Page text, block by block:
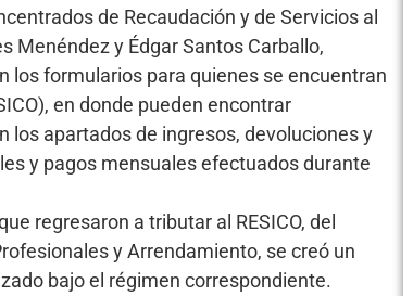
de Recaudación y de Servicios al
Menéndez y Édgar Santos Carballo,
los formularios para quienes se encuentran
en donde pueden encontrar
los apartados de ingresos, devoluciones y
y pagos mensuales efectuados durante
regresaron a tributar al RESICO, del
y Arrendamiento, se creó un
bajo el régimen correspondiente.